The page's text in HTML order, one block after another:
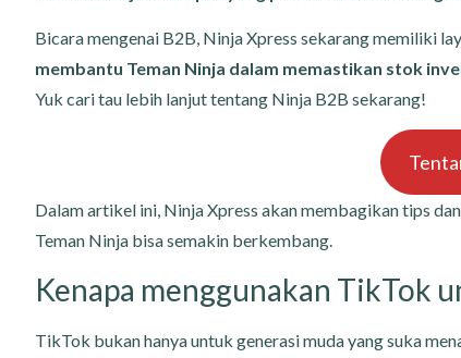
Bicara mengenai B2B, Ninja Xpress sekarang memiliki
membantu Teman Ninja dalam memastikan stok
Yuk cari tau lebih lanjut tentang Ninja B2B sekarang!
Dalam artikel ini, Ninja Xpress akan membagikan tips
Teman Ninja bisa semakin berkembang.
Kenapa menggunakan TikTok
TikTok bukan hanya untuk generasi muda yang suka